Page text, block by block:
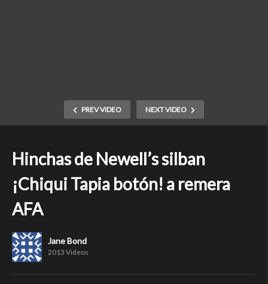
PREV VIDEO NEXT VIDEO
Hinchas de Newell’s silban
¡Chiqui Tapia botón! a remera
AFA
Jane Bond
2013 Videos